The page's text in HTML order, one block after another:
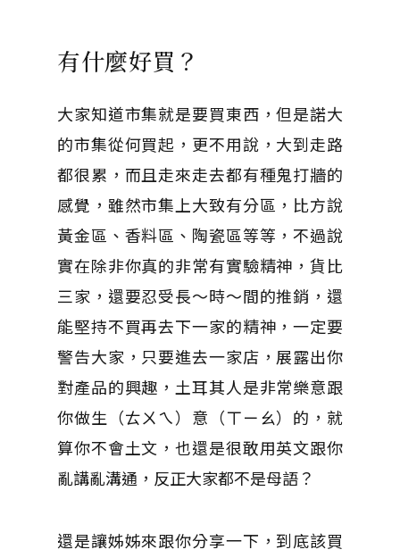
有什麼好買？
大家知道市集就是要買東西，但是諾大
的市集從何買起，更不用說，大到走路
都很累，而且走來走去都有種鬼打牆的
感覺，雖然市集上大致有分區，比方說
黃金區、香料區、陶瓷區等等，不過說
實在除非你真的非常有實驗精神，貨比
三家，還要忍受長～時～間的推銷，還
能堅持不買再去下一家的精神，一定要
警告大家，只要進去一家店，展露出你
對產品的興趣，土耳其人是非常樂意跟
你做生（ㄊㄨㄟ）意（ㄒㄧㄠ）的，就
算你不會土文，也還是很敢用英文跟你
亂講亂溝通，反正大家都不是母語？
還是讓姊姊來跟你分享一下，到底該買